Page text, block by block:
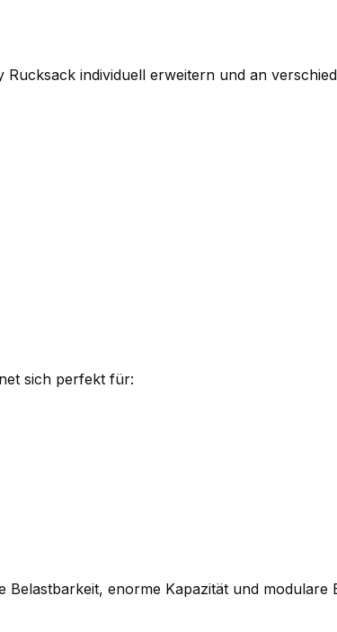
individuell erweitern und an
sich perfekt für:
enorme Kapazität und modulare